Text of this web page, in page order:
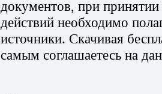
документов, при
действий необходимо
источники. Скачивая
самым соглашаетесь на